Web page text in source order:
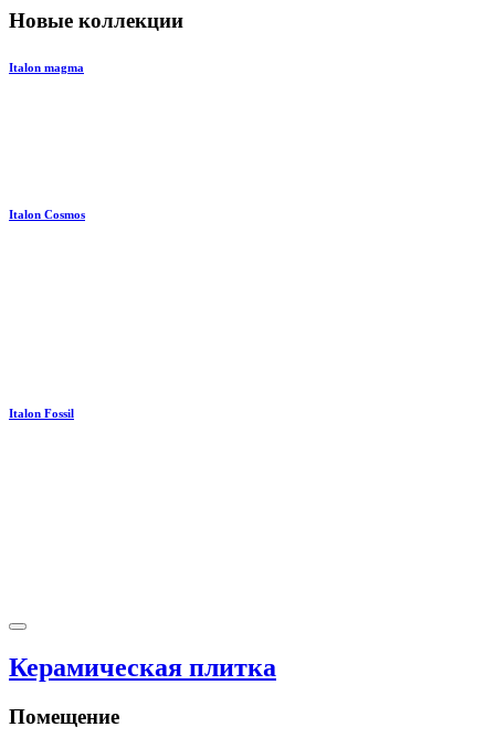
Новые коллекции
Italon magma
Italon Cosmos
Italon Fossil
Керамическая плитка
Помещение